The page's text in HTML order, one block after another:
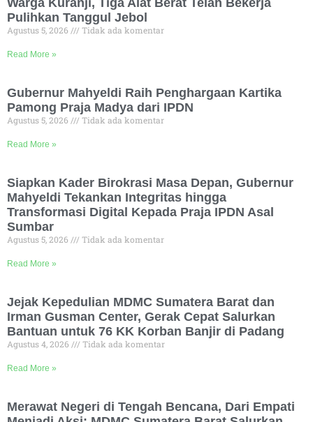
Warga Kuranji, Tiga Alat Berat Telah Bekerja
Pulihkan Tanggul Jebol
Agustus 5, 2026 Tidak ada komentar
Read More »
Gubernur Mahyeldi Raih Penghargaan Kartika
Pamong Praja Madya dari IPDN
Agustus 5, 2026 Tidak ada komentar
Read More »
Siapkan Kader Birokrasi Masa Depan, Gubernur
Mahyeldi Tekankan Integritas hingga
Transformasi Digital Kepada Praja IPDN Asal
Sumbar
Agustus 5, 2026 Tidak ada komentar
Read More »
Jejak Kepedulian MDMC Sumatera Barat dan
Irman Gusman Center, Gerak Cepat Salurkan
Bantuan untuk 76 KK Korban Banjir di Padang
Agustus 4, 2026 Tidak ada komentar
Read More »
Merawat Negeri di Tengah Bencana, Dari Empati